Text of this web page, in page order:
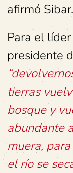
afirmó Sibar.
Para el
presidente
tierras
bosque y
abundante
muera,
el río se